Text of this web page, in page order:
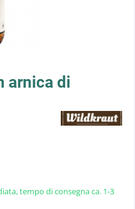
arnica di
tempo di consegna ca. 1-3